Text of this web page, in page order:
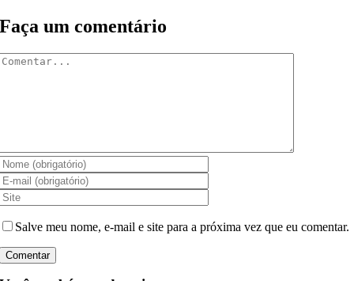
Faça um comentário
Salve meu nome, e-mail e site para a próxima vez que eu comentar.